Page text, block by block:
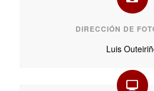
DIRECCIÓN DE
Luis